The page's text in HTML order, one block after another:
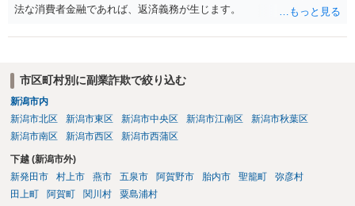
法な消費者金融であれば、返済義務が生じます。
市区町村別に副業詐欺で絞り込む
新潟市内
新潟市北区
新潟市東区 新潟市中央区 新潟市江南区
新潟市秋葉区
新潟市南区
新潟市西区 新潟市西蒲区
下越 (新潟市外)
新発田市
村上市 燕市 五泉市 阿賀野市 胎内市 聖籠町
弥彦村
田上町
阿賀町 関川村 粟島浦村